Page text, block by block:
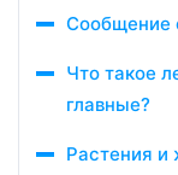
Сообщение
Что такое
главные?
Растения и